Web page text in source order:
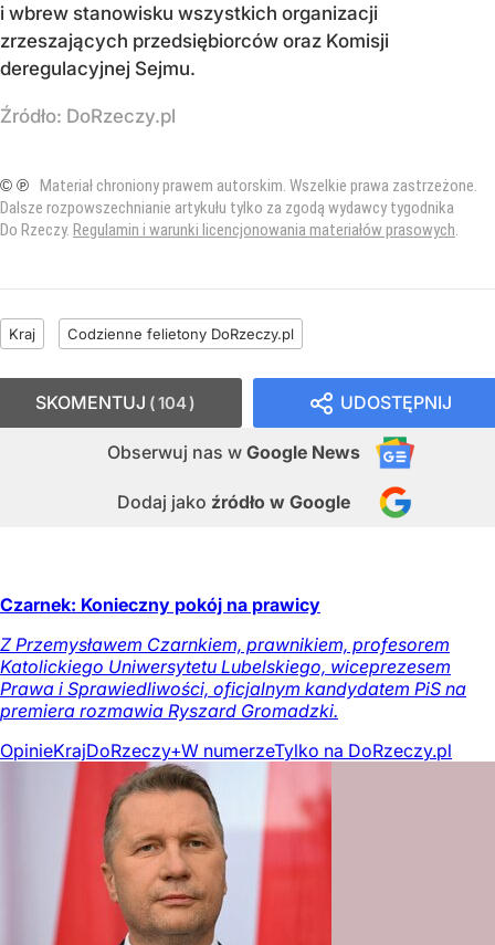
i wbrew stanowisku wszystkich organizacji
zrzeszających przedsiębiorców oraz Komisji
deregulacyjnej Sejmu.
Źródło: DoRzeczy.pl
© ℗ Materiał chroniony prawem autorskim. Wszelkie prawa zastrzeżone.
Dalsze rozpowszechnianie artykułu tylko za zgodą wydawcy tygodnika
Do Rzeczy. Regulamin i warunki licencjonowania materiałów prasowych.
Kraj Codzienne felietony DoRzeczy.pl
UDOSTĘPNIJ
Obserwuj nas w Google News
Dodaj jako źródło w Google
SKOMENTUJ 104
Czarnek: Konieczny pokój na prawicy
Z Przemysławem Czarnkiem, prawnikiem, profesorem
Katolickiego Uniwersytetu Lubelskiego, wiceprezesem
Prawa i Sprawiedliwości, oficjalnym kandydatem PiS na
premiera rozmawia Ryszard Gromadzki.
OpinieKrajDoRzeczy+W numerzeTylko na DoRzeczy.pl